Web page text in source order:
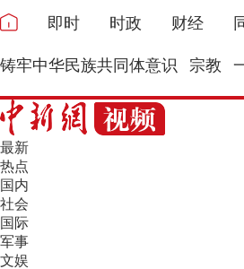
即时 时政 财经
铸牢中华民族共同体意识 宗教
最新
热点
国内
社会
国际
军事
文娱